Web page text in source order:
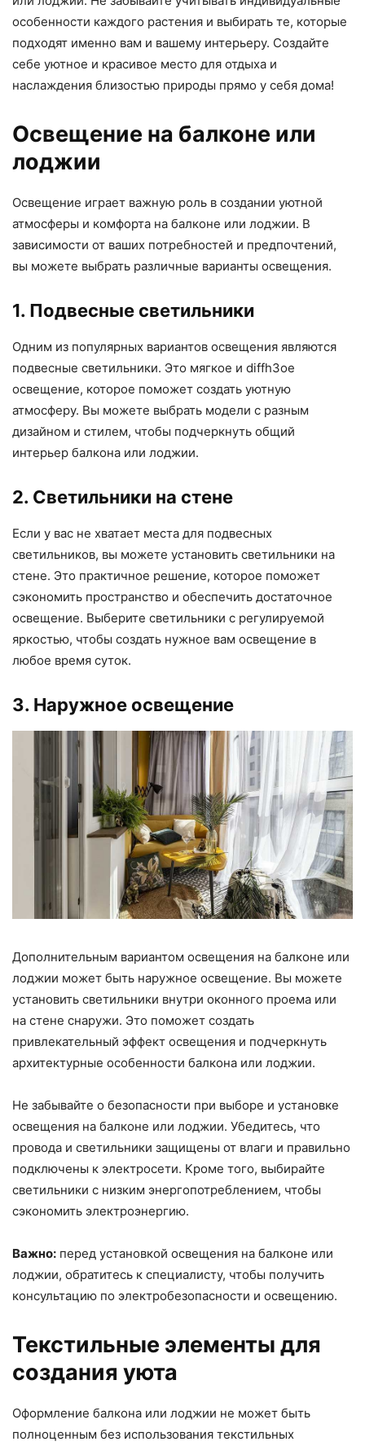
особенности каждого растения и выбирать те, которые
подходят именно вам и вашему интерьеру. Создайте
себе уютное и красивое место для отдыха и
наслаждения близостью природы прямо у себя дома!
Освещение на балконе или
лоджии
Освещение играет важную роль в создании уютной
атмосферы и комфорта на балконе или лоджии. В
зависимости от ваших потребностей и предпочтений,
вы можете выбрать различные варианты освещения.
1. Подвесные светильники
Одним из популярных вариантов освещения являются
подвесные светильники. Это мягкое и diffh3ое
освещение, которое поможет создать уютную
атмосферу. Вы можете выбрать модели с разным
дизайном и стилем, чтобы подчеркнуть общий
интерьер балкона или лоджии.
2. Светильники на стене
Если у вас не хватает места для подвесных
светильников, вы можете установить светильники на
стене. Это практичное решение, которое поможет
сэкономить пространство и обеспечить достаточное
освещение. Выберите светильники с регулируемой
яркостью, чтобы создать нужное вам освещение в
любое время суток.
3. Наружное освещение
Дополнительным вариантом освещения на балконе или
лоджии может быть наружное освещение. Вы можете
установить светильники внутри оконного проема или
на стене снаружи. Это поможет создать
привлекательный эффект освещения и подчеркнуть
архитектурные особенности балкона или лоджии.
Не забывайте о безопасности при выборе и установке
освещения на балконе или лоджии. Убедитесь, что
провода и светильники защищены от влаги и правильно
подключены к электросети. Кроме того, выбирайте
светильники с низким энергопотреблением, чтобы
сэкономить электроэнергию.
Важно: перед установкой освещения на балконе или
лоджии, обратитесь к специалисту, чтобы получить
консультацию по электробезопасности и освещению.
Текстильные элементы для
создания уюта
Оформление балкона или лоджии не может быть
полноценным без использования текстильных